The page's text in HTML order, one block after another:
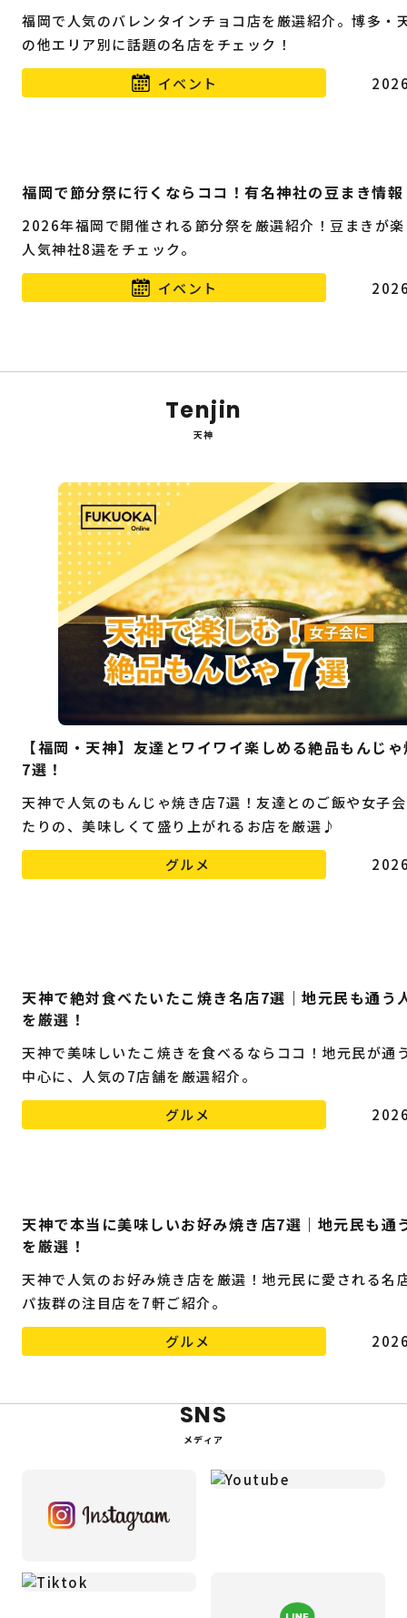
福岡で人気のバレンタインチョコ店を厳選紹介。博多・
の他エリア別に話題の名店をチェック！
イベント
福岡で節分祭に行くならココ！有名神社の豆まき情報
2026年福岡で開催される節分祭を厳選紹介！豆まきが
人気神社8選をチェック。
イベント
Tenjin
天神
【福岡・天神】友達とワイワイ楽しめる絶品もんじ
7選！
天神で人気のもんじゃ焼き店7選！友達とのご飯や女子
たりの、美味しくて盛り上がれるお店を厳選♪
グルメ
天神で絶対食べたいたこ焼き名店7選｜地元民も通う
を厳選！
天神で美味しいたこ焼きを食べるならココ！地元民が通
中心に、人気の7店舗を厳選紹介。
グルメ
天神で本当に美味しいお好み焼き店7選｜地元民も通
を厳選！
天神で人気のお好み焼き店を厳選！地元民に愛される名
パ抜群の注目店を7軒ご紹介。
グルメ
SNS
メディア